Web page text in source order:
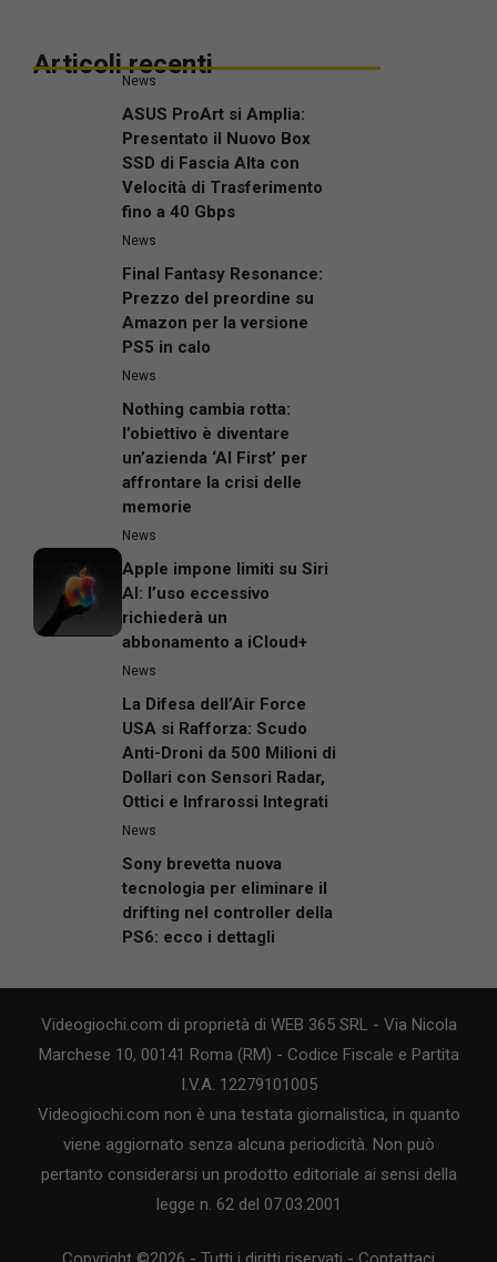
Articoli recenti
News
ASUS ProArt si Amplia:
Presentato il Nuovo Box
SSD di Fascia Alta con
Velocità di Trasferimento
fino a 40 Gbps
News
Final Fantasy Resonance:
Prezzo del preordine su
Amazon per la versione
PS5 in calo
News
Nothing cambia rotta:
l’obiettivo è diventare
un’azienda ‘AI First’ per
affrontare la crisi delle
memorie
News
Apple impone limiti su Siri
AI: l’uso eccessivo
richiederà un
abbonamento a iCloud+
News
La Difesa dell’Air Force
USA si Rafforza: Scudo
Anti-Droni da 500 Milioni di
Dollari con Sensori Radar,
Ottici e Infrarossi Integrati
News
Sony brevetta nuova
tecnologia per eliminare il
drifting nel controller della
PS6: ecco i dettagli
Videogiochi.com di proprietà di WEB 365 SRL - Via Nicola
Marchese 10, 00141 Roma (RM) - Codice Fiscale e Partita
I.V.A. 12279101005
Videogiochi.com non è una testata giornalistica, in quanto
viene aggiornato senza alcuna periodicità. Non può
pertanto considerarsi un prodotto editoriale ai sensi della
legge n. 62 del 07.03.2001